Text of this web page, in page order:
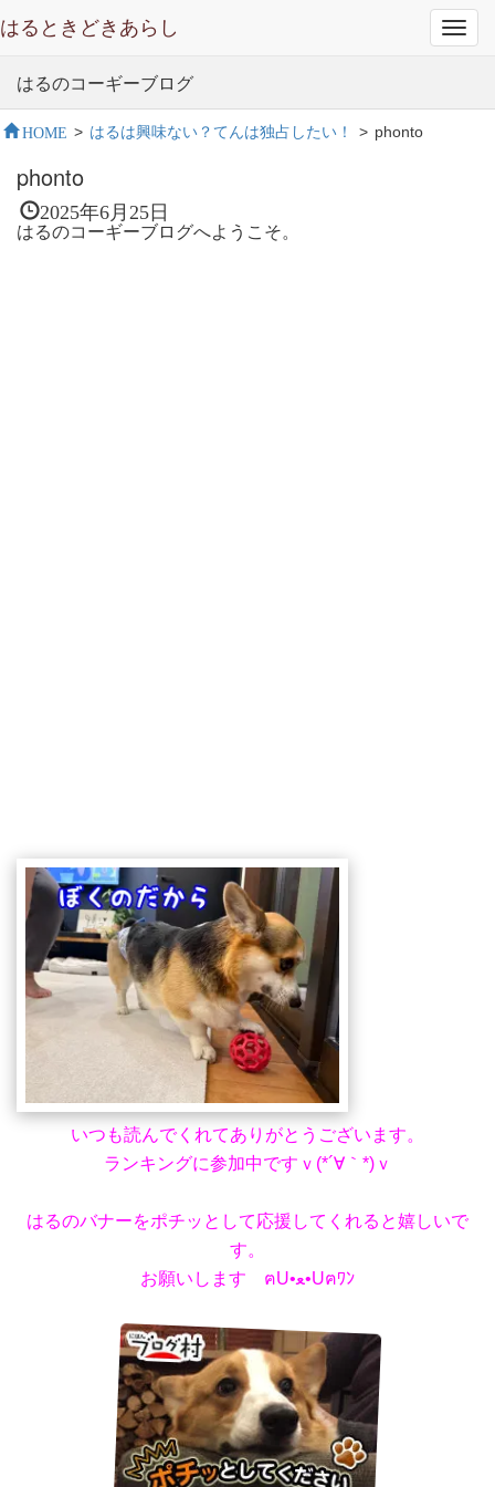
はるときどきあらし
はるのコーギーブログ
HOME > はるは興味ない？てんは独占したい！ > phonto
phonto
2025年6月25日
はるのコーギーブログへようこそ。
いつも読んでくれてありがとうございます。
ランキングに参加中ですｖ(*´∀｀*)ｖ
はるのバナーをポチッとして応援してくれると嬉しいで
す。
お願いします ฅU•ﻌ•Uฅﾜﾝ